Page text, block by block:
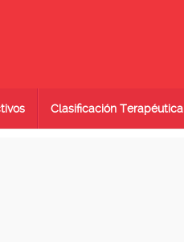
Clasificación Terapéutica